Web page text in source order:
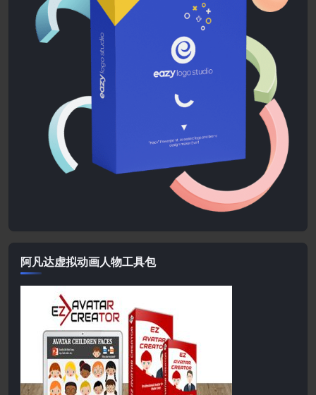
阿凡达虚拟动画人物工具包